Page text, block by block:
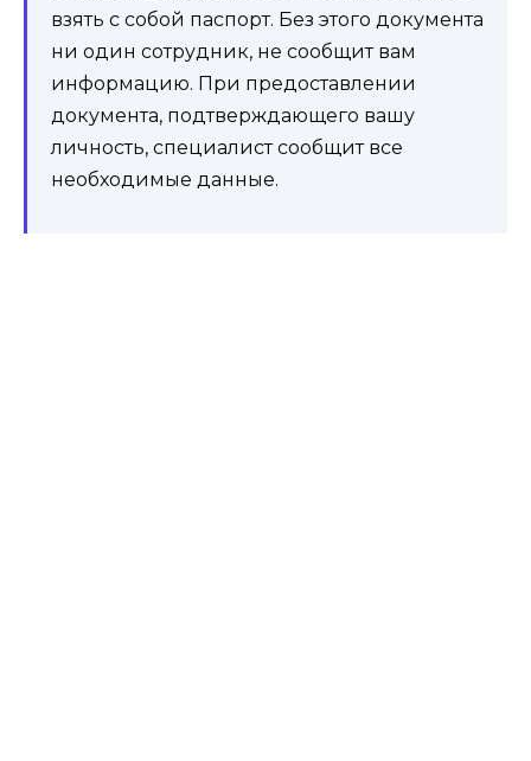
взять с собой паспорт. Без этого документа
ни один сотрудник, не сообщит вам
информацию. При предоставлении
документа, подтверждающего вашу
личность, специалист сообщит все
необходимые данные.